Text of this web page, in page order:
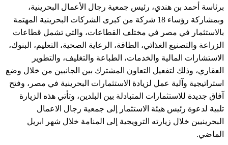
برئاسة أحمد بن هندي، رئيس جمعية رجال الأعمال البحرينية،
وبمشاركة رؤساء 18 شركة من كبرى الشركات البحرينية المهتمة
بالاستثمار في مصر في مختلف القطاعات، والتي تشمل قطاعات
الزراعة والتصنيع الغذائي، الطاقة، الرعاية الصحية، التعليم، البنوك،
الاستشارات المالية والخدمات، الطباعة والتغليف، والتطوير
العقاري، وذلك لتفعيل التعاون المشترك بين الجانبين من خلال وضع
استراتيجية وآلية عمل لزيادة الاستثمارات البحرينية في مصر، وفتح
آفاق جديدة للاستثمارات المتبادلة بين البلدين، وتأتي هذه الزيارة
تلبية لدعوة رئيس هيئة الاستثمار إلى جمعية رجال الاعمال
البحرينيين خلال زيارته الترويجية إلى المنامة خلال شهر ابريل
الماضي.